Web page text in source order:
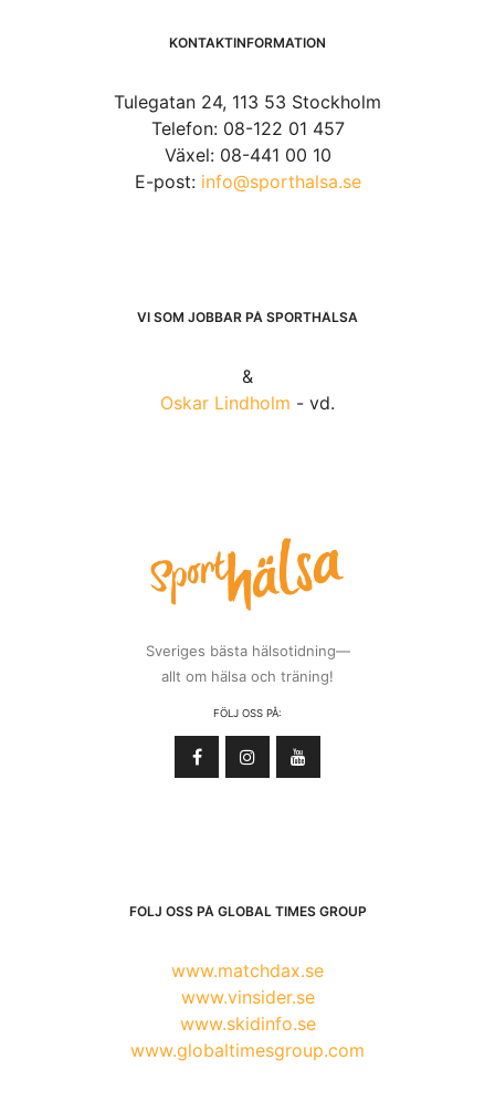
KONTAKTINFORMATION
Tulegatan 24, 113 53 Stockholm
Telefon: 08-122 01 457
Växel: 08-441 00 10
E-post: info@sporthalsa.se
VI SOM JOBBAR PÅ SPORTHÄLSA
&
Oskar Lindholm - vd.
Sveriges bästa hälsotidning—
allt om hälsa och träning!
FÖLJ OSS PÅ:
FÖLJ OSS PÅ GLOBAL TIMES GROUP
www.matchdax.se
www.vinsider.se
www.skidinfo.se
www.globaltimesgroup.com